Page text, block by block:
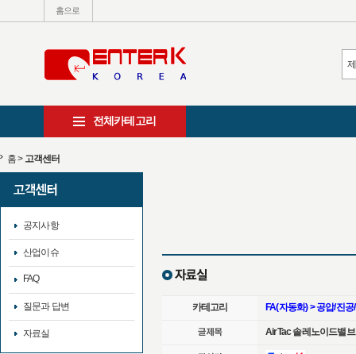
홈으로
전체카테고리
홈> 고객센터
공지사항
산업이슈
FAQ
질문과 답변
자료실
카테고리 FA(자동화) > 공압/진
AirTac 솔레노이드밸